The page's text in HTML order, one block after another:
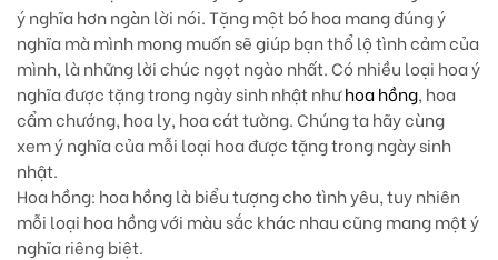
ý nghĩa hơn ngàn lời nói. Tặng một bó hoa mang đúng ý
nghĩa mà mình mong muốn sẽ giúp bạn thổ lộ tình cảm của
mình, là những lời chúc ngọt ngào nhất. Có nhiều loại hoa ý
nghĩa được tặng trong ngày sinh nhật nhưhoa hồng, hoa
cẩm chướng, hoa ly, hoa cát tường. Chúng ta hãy cùng
xem ý nghĩa của mỗi loại hoa được tặng trong ngày sinh
nhật.
Hoa hồng: hoa hồng là biểu tượng cho tình yêu, tuy nhiên
mỗi loại hoa hồng với màu sắc khác nhau cũng mang một ý
nghĩa riêng biệt.